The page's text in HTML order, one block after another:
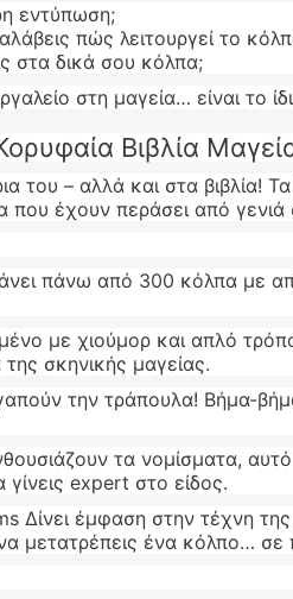
εντύπωση;
πώς λειτουργεί το
στα δικά σου κόλπα;
στη μαγεία… είναι το
Βιβλία
– αλλά και στα βιβλία! Τα
που έχουν περάσει από γενιά
πάνω από 300 κόλπα με
με χιούμορ και απλό
σκηνικής μαγείας.
την τράπουλα! Βήμα-
τα νομίσματα, αυτό
expert στο είδος.
Δίνει έμφαση στην τέχνη
μετατρέπεις ένα κόλπο…